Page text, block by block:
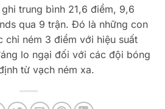
trung bình 21,6 điểm, 9,6
qua 9 trận. Đó là những con
chỉ ném 3 điểm với hiệu suất
lo ngại đối với các đội bóng
từ vạch ném xa.